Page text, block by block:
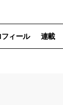
ィール 連載